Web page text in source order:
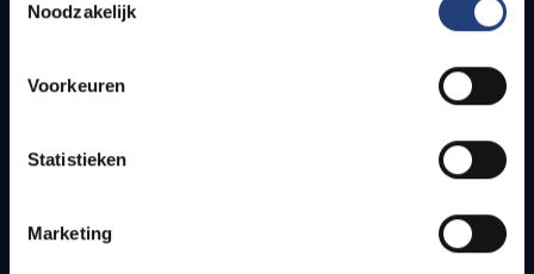
Noodzakelijk
Voorkeuren
Statistieken
Marketing
Snel naar
Bereikbaarheid